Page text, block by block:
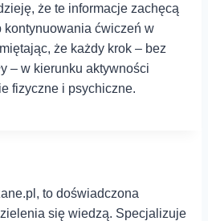
że te informacje zachęcą
kontynuowania ćwiczeń w
że każdy krok – bez
– w kierunku aktywności
fizyczne i psychiczne.
to doświadczona
się wiedzą. Specjalizuje